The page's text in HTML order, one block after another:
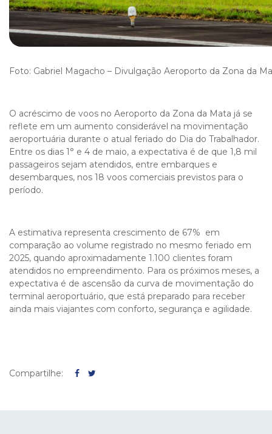
Foto: Gabriel Magacho – Divulgação Aeroporto da Zona da
O acréscimo de voos no Aeroporto da Zona da Mata já se
reflete em um aumento considerável na movimentação
aeroportuária durante o atual feriado do Dia do Trabalhador.
Entre os dias 1° e 4 de maio, a expectativa é de que 1,8 mil
passageiros sejam atendidos, entre embarques e
desembarques, nos 18 voos comerciais previstos para o
período.
A estimativa representa crescimento de 67% em
comparação ao volume registrado no mesmo feriado em
2025, quando aproximadamente 1.100 clientes foram
atendidos no empreendimento. Para os próximos meses, a
expectativa é de ascensão da curva de movimentação do
terminal aeroportuário, que está preparado para receber
ainda mais viajantes com conforto, segurança e agilidade.
Compartilhe: